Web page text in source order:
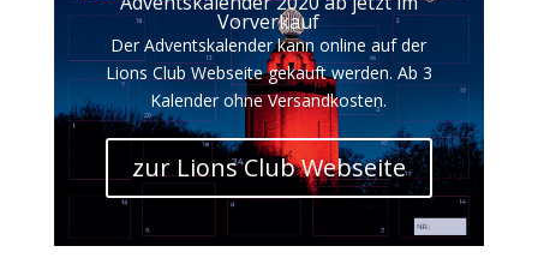
Vorverkauf
Der Adventskalender kann online auf der
Lions Club Webseite gekauft werden. Ab 3
Kalender ohne Versandkosten.
zur Lions Club Webseite